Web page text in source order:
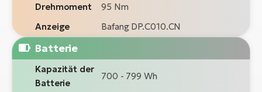
Drehmoment
95 Nm
Anzeige
Bafang DP.C010.CN
Batterie
Kapazität der
Batterie
700 - 799 Wh